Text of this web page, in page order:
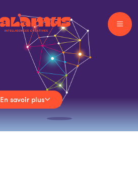
En savoir plus